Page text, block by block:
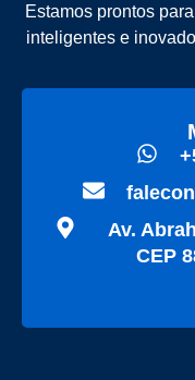
Estamos prontos
inteligentes e
Av.
CEP